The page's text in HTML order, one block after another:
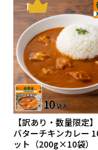
1
【訳あり・数量限定
バターチキンカレー
ット（200g×10袋）